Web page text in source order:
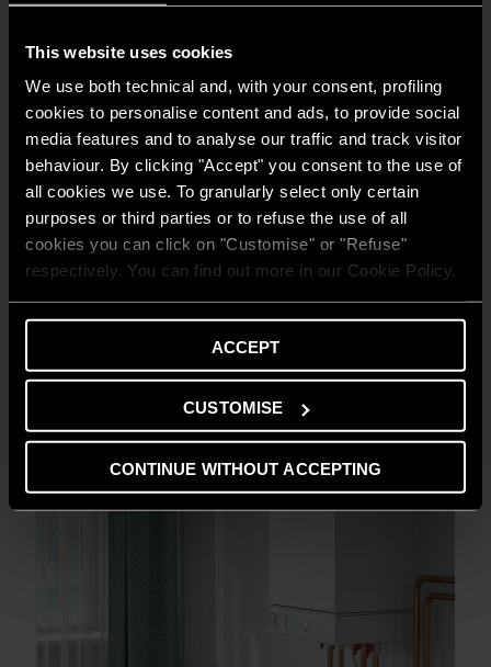
This website uses cookies
We use both technical and, with your consent, profiling
cookies to personalise content and ads, to provide social
media features and to analyse our traffic and track visitor
behaviour. By clicking "Accept" you consent to the use of
all cookies we use. To granularly select only certain
purposes or third parties or to refuse the use of all
cookies you can click on "Customise" or "Refuse"
respectively. You can find out more in our Cookie Policy.
ACCEPT
CUSTOMISE
CONTINUE WITHOUT ACCEPTING
SFATURI ȘI RECOMANDĂRI
Placă de circuite imprimate (PCB) pentru
AFLĂ MAI MULTE